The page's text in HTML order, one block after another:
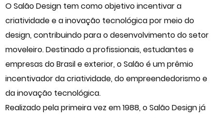
O Salão Design tem como objetivo incentivar a
criatividade e a inovação tecnológica por meio do
design, contribuindo para o desenvolvimento do setor
moveleiro. Destinado a profissionais, estudantes e
empresas do Brasil e exterior, o Salão é um prêmio
incentivador da criatividade, do empreendedorismo e
da inovação tecnológica.
Realizado pela primeira vez em 1988, o Salão Design já